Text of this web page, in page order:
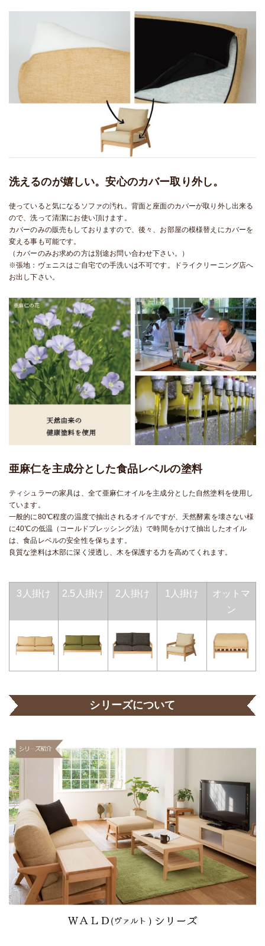
洗えるのが嬉しい。安心のカバー取り外し。
使っていると気になるソファの汚れ。背面と座面のカバーが取り外し出来る
ので、洗って清潔にお使い頂けます。
カバーのみの販売もしておりますので、後々、お部屋の模様替えにカバーを
変える事も可能です。
（カバーのみお求めの方は別途お問い合わせ下さい。）
※張地：ヴェニスはご自宅での手洗いは不可です。ドライクリーニング店へ
お出し下さい。
亜麻仁を主成分とした食品レベルの塗料
ティシュラーの家具は、全て亜麻仁オイルを主成分とした自然塗料を使用し
ています。
一般的に80℃程度の温度で抽出されるオイルですが、天然酵素を壊さない様
に40℃の低温（コールドプレッシング法）で時間をかけて抽出したオイル
は、食品レベルの安全性を保ちます。
良質な塗料は木部に深く浸透し、木を保護する力を高めてくれます。
3人掛け 2.5人掛け 2人掛け 1人掛け
オットマ
ン
シリーズについて